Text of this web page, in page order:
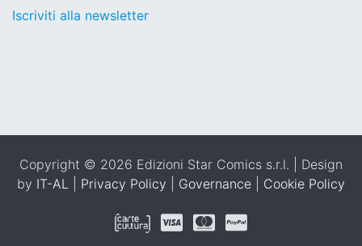
Iscriviti alla newsletter
Copyright © 2026 Edizioni Star Comics s.r.l. | Design
by IT-AL Privacy Policy Governance Cookie Policy